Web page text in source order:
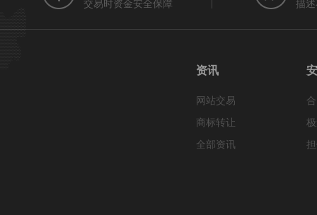
交易时资金安全保障 描
资讯
网站交易
商标转让
全部资讯